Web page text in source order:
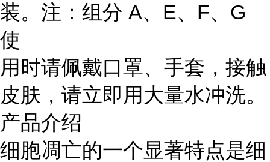
装。注：组分 A、E、F、G
使
用时请佩戴口罩、手套，接触
皮肤，请立即用大量水冲洗。
产品介绍
细胞凋亡的一个显著特点是细